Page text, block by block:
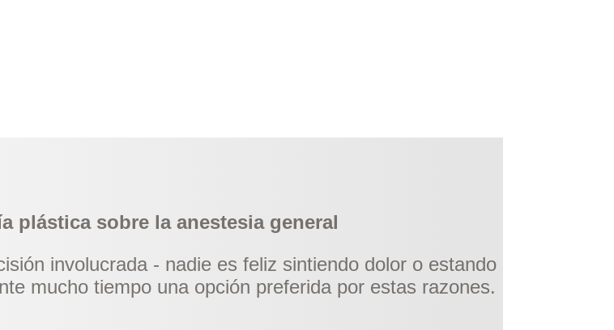
plástica sobre la anestesia general
involucrada - nadie es feliz sintiendo dolor o estando
mucho tiempo una opción preferida por estas razones.